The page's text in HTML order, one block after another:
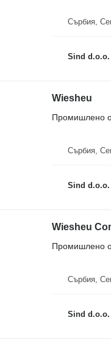
Сърбия,
Sind d.o.o.
Wiesheu
Промишлено
Сърбия,
Sind d.o.o.
Wiesheu
Промишлено
Сърбия,
Sind d.o.o.